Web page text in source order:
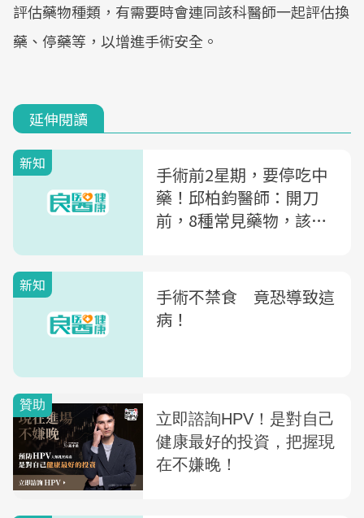
評估藥物種類，有需要時會連同該科醫師一起評估換
藥、停藥等，以增進手術安全。
延伸閱讀
新知
手術前2星期，要停吃中
藥！邱柏鈞醫師：開刀
前，8種常見藥物，該怎
新知
手術不禁食 竟恐導致這
病！